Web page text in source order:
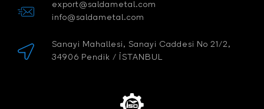
export@saldametal.com
info@saldametal.com
Sanayi Mahallesi, Sanayi Caddesi No 21/2,
34906 Pendik / İSTANBUL